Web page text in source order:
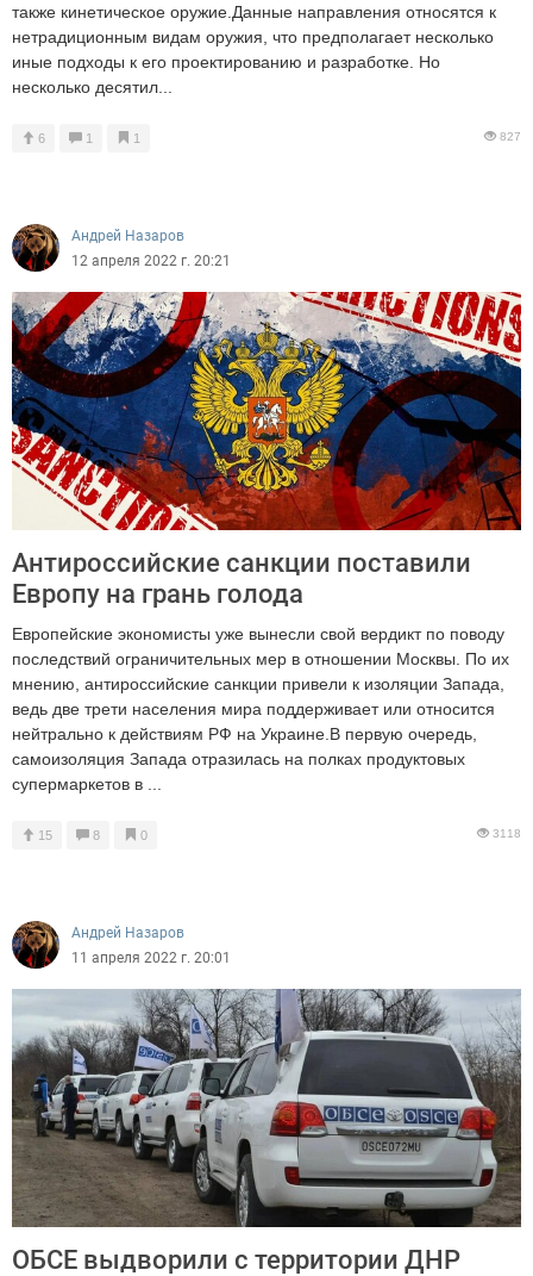
также кинетическое оружие.Данные направления относятся к
нетрадиционным видам оружия, что предполагает несколько
иные подходы к его проектированию и разработке. Но
несколько десятил...
6 1 1 827
Андрей Назаров
12 апреля 2022 г. 20:21
Антироссийские санкции поставили
Европу на грань голода
Европейские экономисты уже вынесли свой вердикт по поводу
последствий ограничительных мер в отношении Москвы. По их
мнению, антироссийские санкции привели к изоляции Запада,
ведь две трети населения мира поддерживает или относится
нейтрально к действиям РФ на Украине.В первую очередь,
самоизоляция Запада отразилась на полках продуктовых
супермаркетов в ...
15 8 0 3118
Андрей Назаров
11 апреля 2022 г. 20:01
ОБСЕ выдворили с территории ДНР